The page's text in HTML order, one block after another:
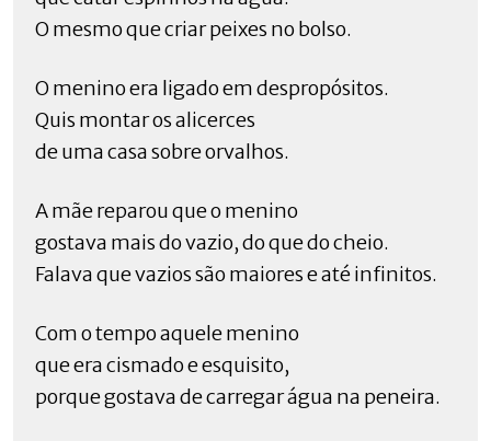
O mesmo que criar peixes no bolso.
O menino era ligado em despropósitos.
Quis montar os alicerces
de uma casa sobre orvalhos.
A mãe reparou que o menino
gostava mais do vazio, do que do cheio.
Falava que vazios são maiores e até infinitos.
Com o tempo aquele menino
que era cismado e esquisito,
porque gostava de carregar água na peneira.